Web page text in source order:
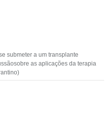
submeter a um transplante
as aplicações da terapia